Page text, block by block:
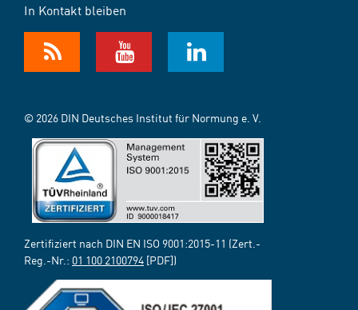
In Kontakt bleiben
© 2026 DIN Deutsches Institut für Normung e. V.
Zertifiziert nach DIN EN ISO 9001:2015-11 (Zert.-
Reg.-Nr.: 01 100 2100794 [PDF])